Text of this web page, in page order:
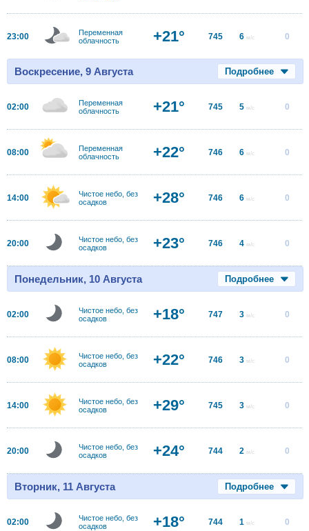
23:00
Переменная
облачность
+21° 745 6 м/с 0
Воскресение, 9 Августа Подробнее
02:00
Переменная
облачность
+21° 745 5 м/с 0
08:00
Переменная
облачность
+22° 746 6 м/с 0
14:00
Чистое небо, без
осадков
+28° 746 6 м/с 0
20:00
Чистое небо, без
осадков
+23° 746 4 м/с 0
Понедельник, 10 Августа Подробнее
02:00
Чистое небо, без
осадков
+18° 747 3 м/с 0
08:00
Чистое небо, без
осадков
+22° 746 3 м/с 0
14:00
Чистое небо, без
осадков
+29° 745 3 м/с 0
20:00
Чистое небо, без
осадков
+24° 744 2 м/с 0
Вторник, 11 Августа Подробнее
02:00
Чистое небо, без
осадков
+18° 744 1 м/с 0